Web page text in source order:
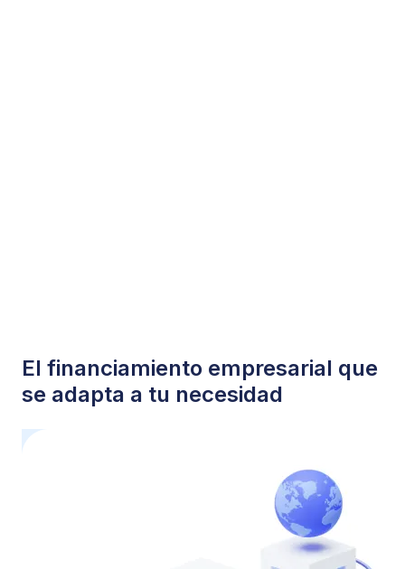
El financiamiento empresarial que
se adapta a tu necesidad